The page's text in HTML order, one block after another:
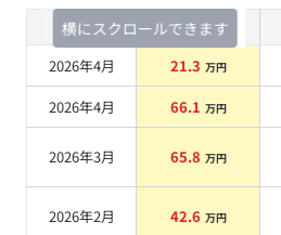
横にスクロールできます
査定時期 セルカ実績
2026年4月
21.3 万円
2026年4月
66.1 万円
2026年3月 65.8 万円
2026年2月 42.6 万円